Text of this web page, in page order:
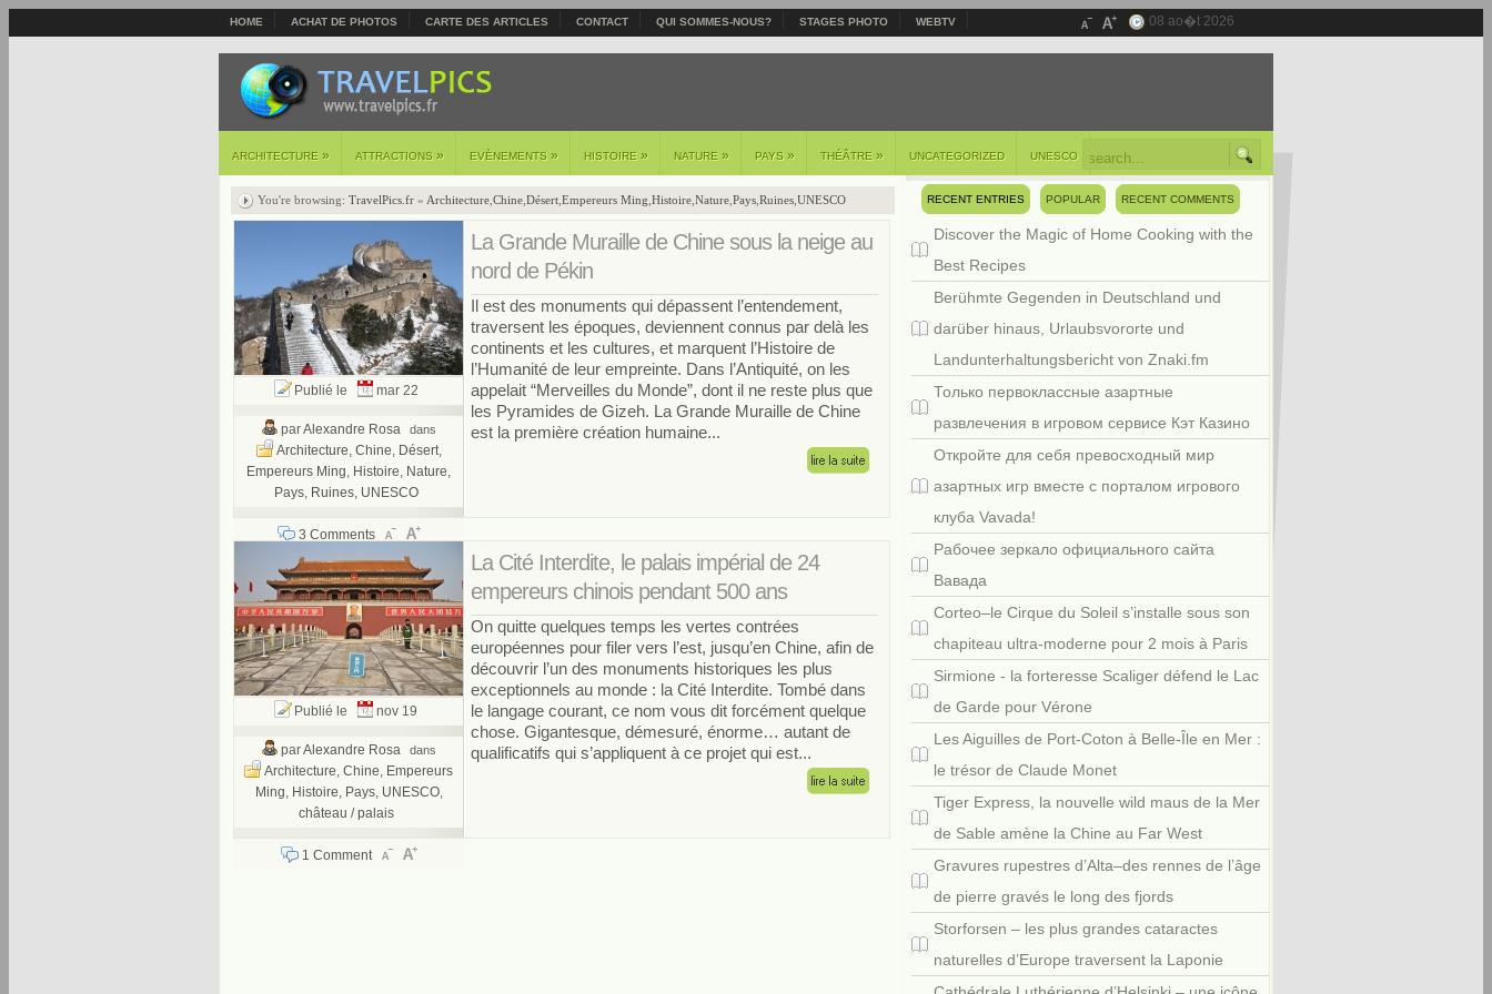
HOME ACHAT DE PHOTOS CARTE DES ARTICLES CONTACT QUI SOMMES-NOUS? STAGES PHOTO WEBTV 08 ao�t 2026
ARCHITECTURE » ATTRACTIONS » EVÈNEMENTS » HISTOIRE » NATURE » PAYS » THÉÂTRE » UNCATEGORIZED UNESCO
You're browsing: TravelPics.fr » Architecture Chine Désert Empereurs Ming Histoire Nature Pays Ruines UNESCO
Publié le mar 22
parAlexandre Rosa dans
Architecture, Chine, Désert,
Empereurs Ming, Histoire, Nature,
Pays, Ruines, UNESCO
3 Comments
La Grande Muraille de Chine sous la neige au
nord de Pékin
Il est des monuments qui dépassent l’entendement,
traversent les époques, deviennent connus par delà les
continents et les cultures, et marquent l’Histoire de
l’Humanité de leur empreinte. Dans l’Antiquité, on les
appelait “Merveilles du Monde”, dont il ne reste plus que
les Pyramides de Gizeh. La Grande Muraille de Chine
est la première création humaine...
Publié le nov 19
parAlexandre Rosa dans
Architecture, Chine, Empereurs
Ming, Histoire, Pays, UNESCO,
château / palais
1 Comment
La Cité Interdite, le palais impérial de 24
empereurs chinois pendant 500 ans
On quitte quelques temps les vertes contrées
européennes pour filer vers l’est, jusqu’en Chine, afin de
découvrir l’un des monuments historiques les plus
exceptionnels au monde : la Cité Interdite. Tombé dans
le langage courant, ce nom vous dit forcément quelque
chose. Gigantesque, démesuré, énorme… autant de
qualificatifs qui s’appliquent à ce projet qui est...
RECENT ENTRIES POPULAR RECENT COMMENTS
Discover the Magic of Home Cooking with the
Best Recipes
Berühmte Gegenden in Deutschland und
darüber hinaus, Urlaubsvororte und
Landunterhaltungsbericht von Znaki.fm
Только первоклассные азартные
развлечения в игровом сервисе Кэт Казино
Откройте для себя превосходный мир
азартных игр вместе с порталом игрового
клуба Vavada!
Рабочее зеркало официального сайта
Вавада
Corteo–le Cirque du Soleil s’installe sous son
chapiteau ultra-moderne pour 2 mois à Paris
Sirmione - la forteresse Scaliger défend le Lac
de Garde pour Vérone
Les Aiguilles de Port-Coton à Belle-Île en Mer :
le trésor de Claude Monet
Tiger Express, la nouvelle wild maus de la Mer
de Sable amène la Chine au Far West
Gravures rupestres d’Alta–des rennes de l’âge
de pierre gravés le long des fjords
Storforsen – les plus grandes cataractes
naturelles d’Europe traversent la Laponie